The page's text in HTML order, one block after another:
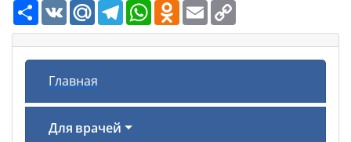
Ресурс
VK Mail.RuTelegramWhatsAppOdnoklassniki
Email
Главная
Для врачей